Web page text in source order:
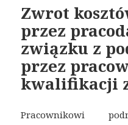
Zwrot
przez
związku z
przez
kwalifikacji
Pracownikowi